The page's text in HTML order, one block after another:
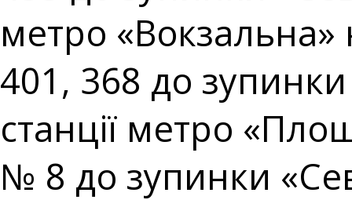
метро
401, 368 до
станції метро
№ 8 до зупинки